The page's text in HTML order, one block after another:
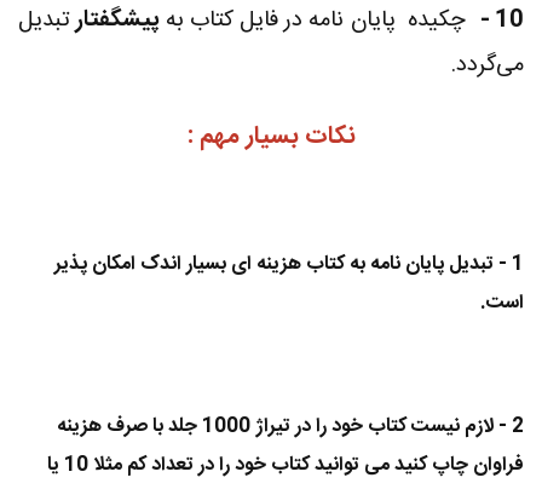
10 -
چکیده پایان نامه در فایل کتاب به پیشگفتارتبدیل
می‌گردد.
نکات بسیار مهم :
1 - تبدیل پایان نامه به کتاب هزینه ای بسیار اندک امکان پذیر
است.
2 - لازم نیست کتاب خود را در تیراژ 1000 جلد با صرف هزینه
فراوان چاپ کنید می توانید کتاب خود را در تعداد کم مثلا 10 یا